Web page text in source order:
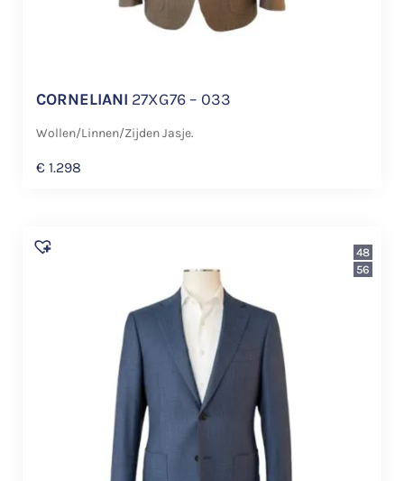
CORNELIANI 27XG76 – 033
Wollen/Linnen/Zijden Jasje.
€ 1.298
48
56